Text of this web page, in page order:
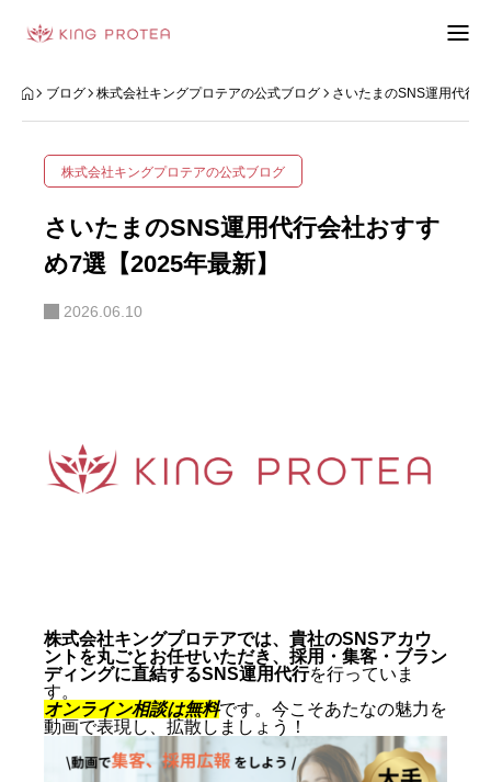
会社概要
利用規約
お問い合わせフォーム
ブログ
ブログ 株式会社キングプロテアの公式ブログ さいたまのSNS運用代行
株式会社キングプロテアの公式ブログ
さいたまのSNS運用代行会社おすす
め7選【2025年最新】
2026.06.10
株式会社キングプロテアでは、貴社のSNSアカウ
ントを丸ごとお任せいただき、採用・集客・ブラン
ディングに直結するSNS運用代行を行っていま
す。
オンライン相談は無料です。今こそあたなの魅力を
動画で表現し、拡散しましょう！